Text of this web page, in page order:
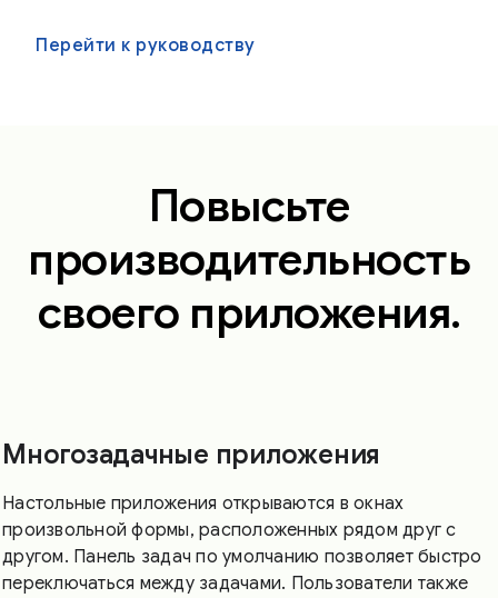
Перейти к руководству
Повысьте
производительность
своего приложения.
Многозадачные приложения
Настольные приложения открываются в окнах
произвольной формы, расположенных рядом друг с
другом. Панель задач по умолчанию позволяет быстро
переключаться между задачами. Пользователи также